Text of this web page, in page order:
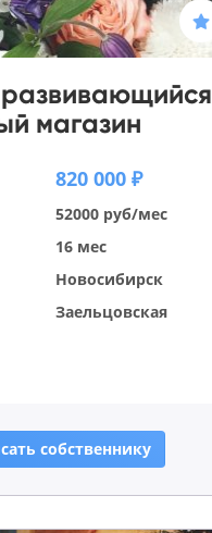
магазин
820 000 ₽
52000 руб/мес
16 мес
Новосибирск
Заельцовская
собственнику